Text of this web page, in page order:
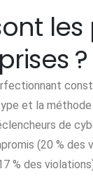
?
et la
de
(20 % des
% des